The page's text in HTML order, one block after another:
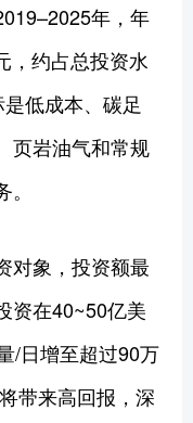
年，年
，约占总投资水
低成本、碳足
页岩油气和常规
对象，投资额最
资在40~50亿美
/日增至超过90万
带来高回报，深